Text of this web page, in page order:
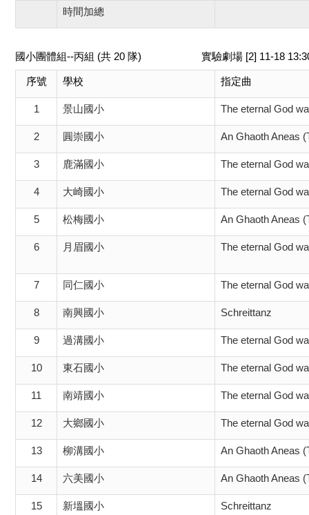
時間加總
國小團體組--丙組 (共 20 隊) 實驗劇場 [2] 11-18
序號 學校 指定曲
1 景山國小 The eternal God
2 圓崇國小 An Ghaoth Aneas
3 鹿滿國小 The eternal God
4 大崎國小 The eternal God
5 松梅國小 An Ghaoth Aneas
6 月眉國小 The eternal God
7 同仁國小 The eternal God
8 南興國小 Schreittanz
9 過溝國小 The eternal God
10 東石國小 The eternal God
11 南靖國小 The eternal God
12 大鄉國小 The eternal God
13 柳溝國小 An Ghaoth Aneas
14 六美國小 An Ghaoth Aneas
15 新塭國小 Schreittanz